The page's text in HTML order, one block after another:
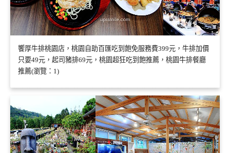
饗厚牛排桃園店，桃園自助百匯吃到飽免服務費399元，牛排加價
只要49元，起司豬排69元，桃園超狂吃到飽推薦，桃園牛排餐廳
推薦(瀏覽：1)